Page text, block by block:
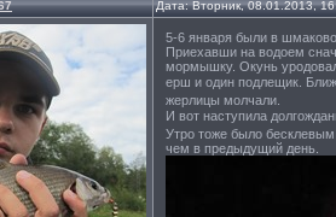
Дата: Вторник, 08.01.2013,
5-6 января были в
Приехавши на водоем
мормышку. Окунь
ерш и один подлещик.
жерлицы молчали.
И вот наступила
Утро тоже было
чем в предыдущий день.